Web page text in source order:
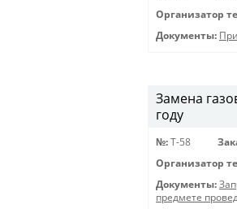
Организатор
Документы:
Замена
году
№: Т-58
Организатор
Документы:
предмете